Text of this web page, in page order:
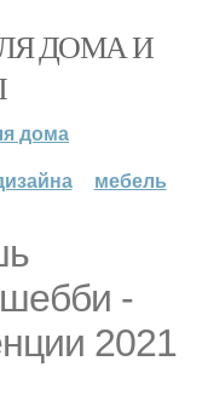
ДОМА И
дома
мебель
-
2021